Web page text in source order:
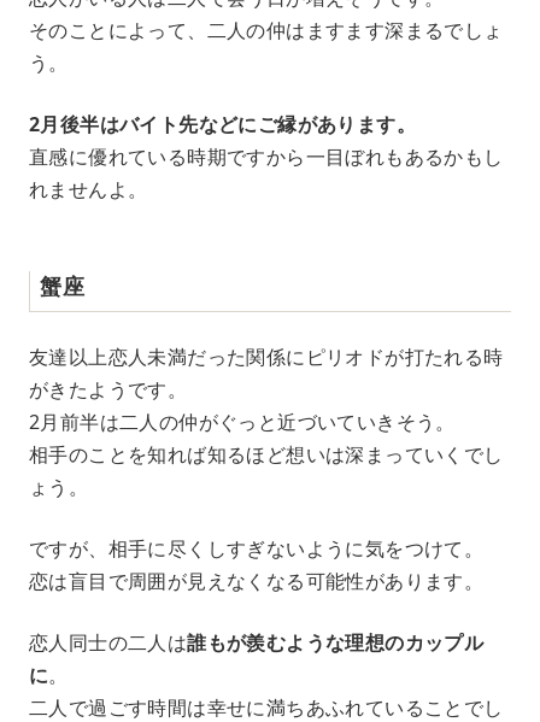
そのことによって、二人の仲はますます深まるでしょ
う。
2月後半はバイト先などにご縁があります。
直感に優れている時期ですから一目ぼれもあるかもし
れませんよ。
蟹座
友達以上恋人未満だった関係にピリオドが打たれる時
がきたようです。
2月前半は二人の仲がぐっと近づいていきそう。
相手のことを知れば知るほど想いは深まっていくでし
ょう。
ですが、相手に尽くしすぎないように気をつけて。
恋は盲目で周囲が見えなくなる可能性があります。
恋人同士の二人は誰もが羨むような理想のカップル
に。
二人で過ごす時間は幸せに満ちあふれていることでし